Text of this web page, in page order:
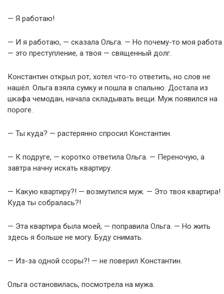
— Я работаю!
— И я работаю, — сказала Ольга. — Но почему-то моя работа
— это преступление, а твоя — священный долг.
Константин открыл рот, хотел что-то ответить, но слов не
нашёл. Ольга взяла сумку и пошла в спальню. Достала из
шкафа чемодан, начала складывать вещи. Муж появился на
пороге.
— Ты куда? — растерянно спросил Константин.
— К подруге, — коротко ответила Ольга. — Переночую, а
завтра начну искать квартиру.
— Какую квартиру?! — возмутился муж. — Это твоя квартира!
Куда ты собралась?!
— Эта квартира была моей, — поправила Ольга. — Но жить
здесь я больше не могу. Буду снимать.
— Из-за одной ссоры?! — не поверил Константин.
Ольга остановилась, посмотрела на мужа.